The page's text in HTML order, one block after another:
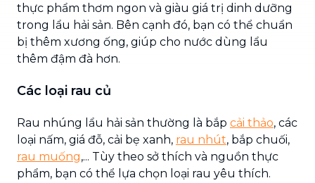
thực phẩm thơm ngon và giàu giá trị dinh dưỡng
trong lẩu hải sản. Bên cạnh đó, bạn có thể chuẩn
bị thêm xương ống, giúp cho nước dùng lẩu
thêm đậm đà hơn.
Các loại rau củ
Rau nhúng lẩu hải sản thường là bắp cải thảo, các
loại nấm, giá đỗ, cải bẹ xanh, rau nhút, bắp chuối,
rau muống,... Tùy theo sở thích và nguồn thực
phẩm, bạn có thể lựa chọn loại rau yêu thích.